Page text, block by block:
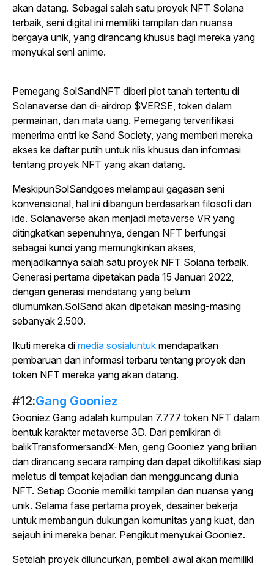
akan datang. Sebagai salah satu proyek NFT Solana
terbaik, seni digital ini memiliki tampilan dan nuansa
bergaya unik, yang dirancang khusus bagi mereka yang
menyukai seni anime.
Pemegang SolSandNFT diberi plot tanah tertentu di
Solanaverse dan di-airdrop $VERSE, token dalam
permainan, dan mata uang. Pemegang terverifikasi
menerima entri ke Sand Society, yang memberi mereka
akses ke daftar putih untuk rilis khusus dan informasi
tentang proyek NFT yang akan datang.
MeskipunSolSandgoes melampaui gagasan seni
konvensional, hal ini dibangun berdasarkan filosofi dan
ide. Solanaverse akan menjadi metaverse VR yang
ditingkatkan sepenuhnya, dengan NFT berfungsi
sebagai kunci yang memungkinkan akses,
menjadikannya salah satu proyek NFT Solana terbaik.
Generasi pertama dipetakan pada 15 Januari 2022,
dengan generasi mendatang yang belum
diumumkan.SolSand akan dipetakan masing-masing
sebanyak 2.500.
Ikuti mereka di media sosialuntuk mendapatkan
pembaruan dan informasi terbaru tentang proyek dan
token NFT mereka yang akan datang.
#12:Gang Gooniez
Gooniez Gang adalah kumpulan 7.777 token NFT dalam
bentuk karakter metaverse 3D. Dari pemikiran di
balikTransformersandX-Men, geng Gooniez yang brilian
dan dirancang secara ramping dan dapat dikoltifikasi siap
meletus di tempat kejadian dan mengguncang dunia
NFT. Setiap Goonie memiliki tampilan dan nuansa yang
unik. Selama fase pertama proyek, desainer bekerja
untuk membangun dukungan komunitas yang kuat, dan
sejauh ini mereka benar. Pengikut menyukai Gooniez.
Setelah proyek diluncurkan, pembeli awal akan memiliki